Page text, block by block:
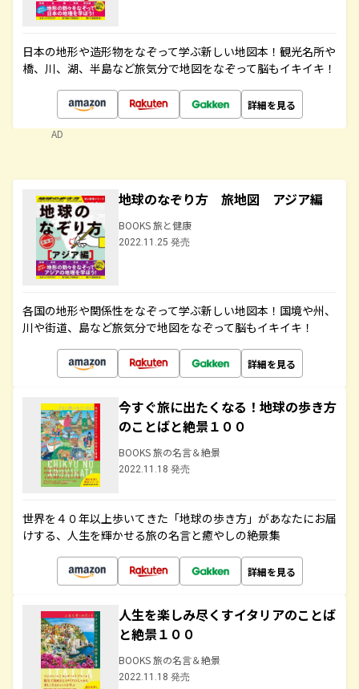
日本の地形や造形物をなぞって学ぶ新しい地図本！観光名所や
橋、川、湖、半島など旅気分で地図をなぞって脳もイキイキ！
詳細を見る
AD
地球のなぞり方 旅地図 アジア編
BOOKS 旅と健康
2022.11.25 発売
各国の地形や関係性をなぞって学ぶ新しい地図本！国境や州、
川や街道、島など旅気分で地図をなぞって脳もイキイキ！
詳細を見る
今すぐ旅に出たくなる！地球の歩き方
のことばと絶景１００
BOOKS 旅の名言＆絶景
2022.11.18 発売
世界を４０年以上歩いてきた「地球の歩き方」があなたにお届
けする、人生を輝かせる旅の名言と癒やしの絶景集
詳細を見る
人生を楽しみ尽くすイタリアのことば
と絶景１００
BOOKS 旅の名言＆絶景
2022.11.18 発売